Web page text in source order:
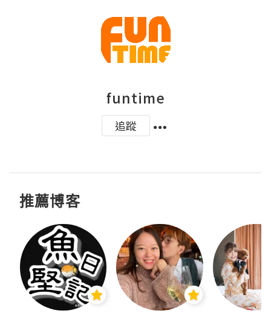
funtime
追蹤
推薦博客